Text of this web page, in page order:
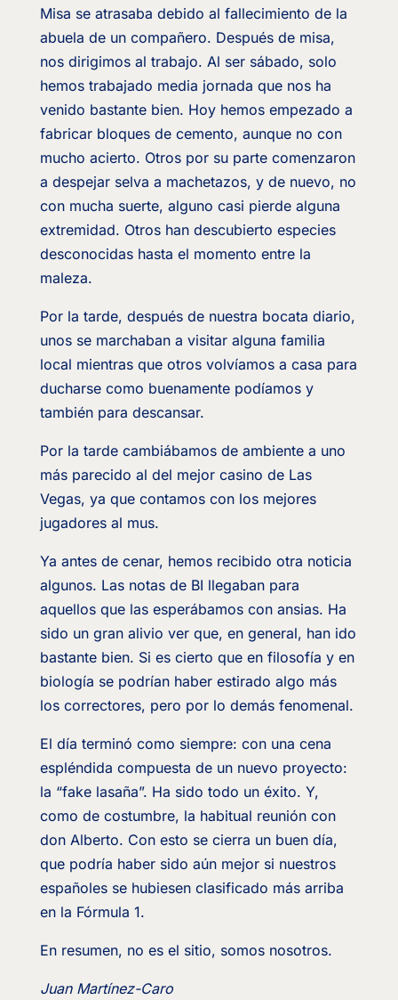
Misa se atrasaba debido al fallecimiento de la
abuela de un compañero. Después de misa,
nos dirigimos al trabajo. Al ser sábado, solo
hemos trabajado media jornada que nos ha
venido bastante bien. Hoy hemos empezado a
fabricar bloques de cemento, aunque no con
mucho acierto. Otros por su parte comenzaron
a despejar selva a machetazos, y de nuevo, no
con mucha suerte, alguno casi pierde alguna
extremidad. Otros han descubierto especies
desconocidas hasta el momento entre la
maleza.
Por la tarde, después de nuestra bocata diario,
unos se marchaban a visitar alguna familia
local mientras que otros volvíamos a casa para
ducharse como buenamente podíamos y
también para descansar.
Por la tarde cambiábamos de ambiente a uno
más parecido al del mejor casino de Las
Vegas, ya que contamos con los mejores
jugadores al mus.
Ya antes de cenar, hemos recibido otra noticia
algunos. Las notas de BI llegaban para
aquellos que las esperábamos con ansias. Ha
sido un gran alivio ver que, en general, han ido
bastante bien. Si es cierto que en filosofía y en
biología se podrían haber estirado algo más
los correctores, pero por lo demás fenomenal.
El día terminó como siempre: con una cena
espléndida compuesta de un nuevo proyecto:
la “fake lasaña”. Ha sido todo un éxito. Y,
como de costumbre, la habitual reunión con
don Alberto. Con esto se cierra un buen día,
que podría haber sido aún mejor si nuestros
españoles se hubiesen clasificado más arriba
en la Fórmula 1.
En resumen, no es el sitio, somos nosotros.
Juan Martínez-Caro